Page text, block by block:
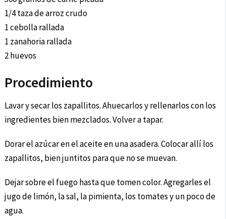
1/4 taza de arroz crudo
1 cebolla rallada
1 zanahoria rallada
2 huevos
Procedimiento
Lavar y secar los zapallitos. Ahuecarlos y rellenarlos con los
ingredientes bien mezclados. Volver a tapar.
Dorar el azúcar en el aceite en una asadera. Colocar allí los
zapallitos, bien juntitos para que no se muevan.
Dejar sobre el fuego hasta que tomen color. Agregarles el
jugo de limón, la sal, la pimienta, los tomates y un poco de
agua.